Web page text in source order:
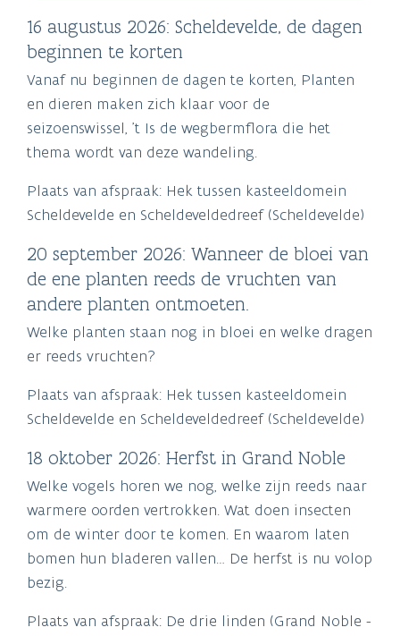
16 augustus 2026: Scheldevelde, de dagen
beginnen te korten
Vanaf nu beginnen de dagen te korten, Planten
en dieren maken zich klaar voor de
seizoenswissel, 't Is de wegbermflora die het
thema wordt van deze wandeling.
Plaats van afspraak: Hek tussen kasteeldomein
Scheldevelde en Scheldeveldedreef (Scheldevelde)
20 september 2026: Wanneer de bloei van
de ene planten reeds de vruchten van
andere planten ontmoeten.
Welke planten staan nog in bloei en welke dragen
er reeds vruchten?
Plaats van afspraak: Hek tussen kasteeldomein
Scheldevelde en Scheldeveldedreef (Scheldevelde)
18 oktober 2026: Herfst in Grand Noble
Welke vogels horen we nog, welke zijn reeds naar
warmere oorden vertrokken. Wat doen insecten
om de winter door te komen. En waarom laten
bomen hun bladeren vallen… De herfst is nu volop
bezig.
Plaats van afspraak: De drie linden (Grand Noble -